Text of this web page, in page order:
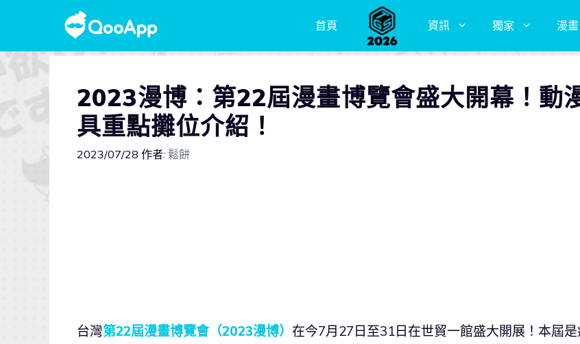
首頁 資訊 獨家 漫畫
2023漫博：第22屆漫畫博覽會盛大開幕！動
具重點攤位介紹！
2023/07/28 作者: 鬆餅
台灣第22屆漫畫博覽會（2023漫博） 在今7月27日至31日在世貿一館盛大開展！本屆